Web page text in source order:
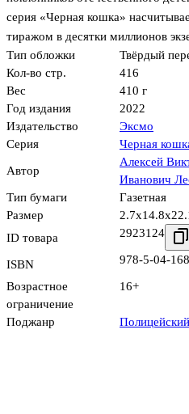
серия «Черная кошка»
тиражом в десятки миллионов
Тип обложки
Твёрдый
Кол-во стр.
416
Вес
410 г
Год издания
2022
Издательство
Эксмо
Серия
Черная
Автор
Алексей
Иванович
Тип бумаги
Газетная
Размер
ID товара
2923124
ISBN 978-5-04-
Возрастное
ограничение
16+
Поджанр Полицейский